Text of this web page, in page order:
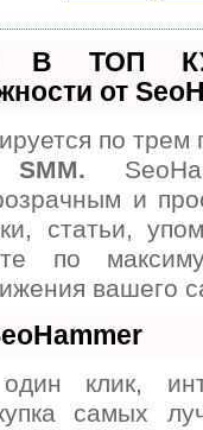
В ТОП
от
по трем
и
статьи,
по
вашего
клик,
самых